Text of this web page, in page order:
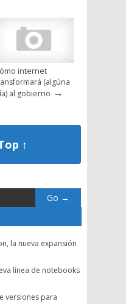
internet
(algúna
al gobierno →
↑
la nueva expansión
línea de notebooks
versiones para